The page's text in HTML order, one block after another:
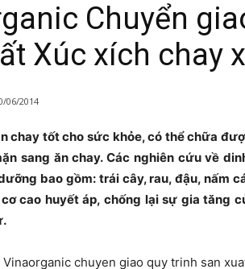
Chuyển
Xúc xích chay
06/2014
chay tốt cho sức khỏe, có thể chữa
sang ăn chay. Các nghiên cứu về
bao gồm: trái cây, rau, đậu, nấm
cao huyết áp, chống lại sự gia tăng